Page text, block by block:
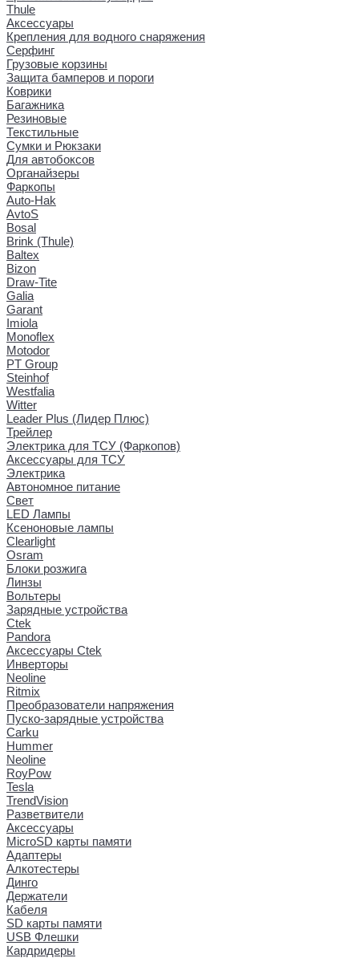
Thule
Аксессуары
Крепления для водного снаряжения
Серфинг
Грузовые корзины
Защита бамперов и пороги
Коврики
Багажника
Резиновые
Текстильные
Сумки и Рюкзаки
Для автобоксов
Органайзеры
Фаркопы
Auto-Hak
AvtoS
Bosal
Brink (Thule)
Baltex
Bizon
Draw-Tite
Galia
Garant
Imiola
Monoflex
Motodor
PT Group
Steinhof
Westfalia
Witter
Leader Plus (Лидер Плюс)
Трейлер
Электрика для ТСУ (Фаркопов)
Аксессуары для ТСУ
Электрика
Автономное питание
Свет
LED Лампы
Ксеноновые лампы
Clearlight
Osram
Блоки розжига
Линзы
Вольтеры
Зарядные устройства
Ctek
Pandora
Аксессуары Ctek
Инверторы
Neoline
Ritmix
Преобразователи напряжения
Пуско-зарядные устройства
Carku
Hummer
Neoline
RoyPow
Tesla
TrendVision
Разветвители
Аксессуары
MicroSD карты памяти
Адаптеры
Алкотестеры
Динго
Держатели
Кабеля
SD карты памяти
USB Флешки
Кардридеры